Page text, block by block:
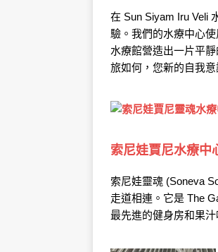
在 Sun Siyam Iru Veli
驗。我們的水療中心
水療館營造出一片平
旅如何，您新的自我
索尼娃賈尼水療中
索尼娃靈魂 (Soneva
走道相連。它是 The
最先進的健身房和果